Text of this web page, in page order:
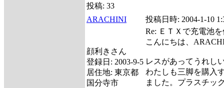
投稿: 33
ARACHINI 投稿日時: 2004-1-10
顔利きさん
登録日: 2003-9-5
居住地: 東京都
国分寺市
Re: ＥＴＸで充電池
こんにちは、
レスがあってうれし
わたしも三脚を購入
ました。プラスチッ